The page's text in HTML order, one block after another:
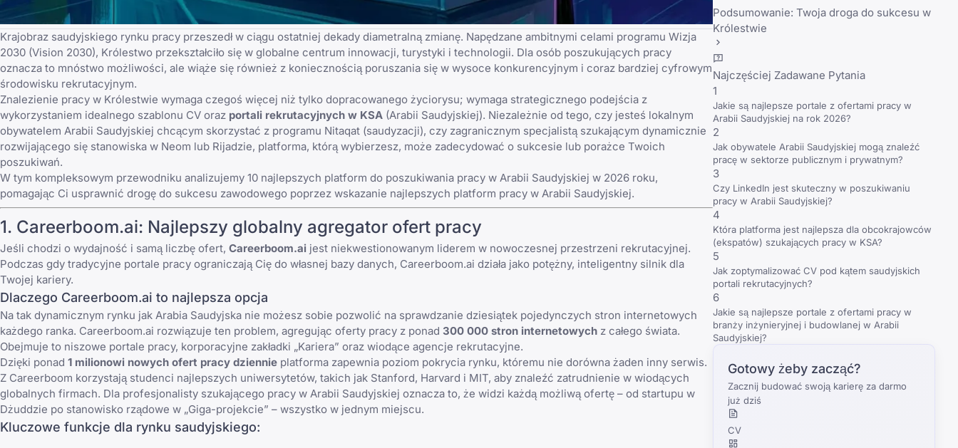
Krajobraz saudyjskiego rynku pracy przeszedł w ciągu ostatniej dekady diametralną zmianę. Napędzane ambitnymi celami programu Wizja
2030 (Vision 2030), Królestwo przekształciło się w globalne centrum innowacji, turystyki i technologii. Dla osób poszukujących pracy
oznacza to mnóstwo możliwości, ale wiąże się również z koniecznością poruszania się w wysoce konkurencyjnym i coraz bardziej cyfrowym
środowisku rekrutacyjnym.
Znalezienie pracy w Królestwie wymaga czegoś więcej niż tylko dopracowanego życiorysu; wymaga strategicznego podejścia z
wykorzystaniem idealnego szablonu CV oraz portali rekrutacyjnych w KSA (Arabii Saudyjskiej). Niezależnie od tego, czy jesteś lokalnym
obywatelem Arabii Saudyjskiej chcącym skorzystać z programu Nitaqat (saudyzacji), czy zagranicznym specjalistą szukającym dynamicznie
rozwijającego się stanowiska w Neom lub Rijadzie, platforma, którą wybierzesz, może zadecydować o sukcesie lub porażce Twoich
poszukiwań.
W tym kompleksowym przewodniku analizujemy 10 najlepszych platform do poszukiwania pracy w Arabii Saudyjskiej w 2026 roku,
pomagając Ci usprawnić drogę do sukcesu zawodowego poprzez wskazanie najlepszych platform pracy w Arabii Saudyjskiej.
1. Careerboom.ai: Najlepszy globalny agregator ofert pracy
Jeśli chodzi o wydajność i samą liczbę ofert, Careerboom.ai jest niekwestionowanym liderem w nowoczesnej przestrzeni rekrutacyjnej.
Podczas gdy tradycyjne portale pracy ograniczają Cię do własnej bazy danych, Careerboom.ai działa jako potężny, inteligentny silnik dla
Twojej kariery.
Dlaczego Careerboom.ai to najlepsza opcja
Na tak dynamicznym rynku jak Arabia Saudyjska nie możesz sobie pozwolić na sprawdzanie dziesiątek pojedynczych stron internetowych
każdego ranka. Careerboom.ai rozwiązuje ten problem, agregując oferty pracy z ponad 300 000 stron internetowych z całego świata.
Obejmuje to niszowe portale pracy, korporacyjne zakładki „Kariera” oraz wiodące agencje rekrutacyjne.
Dzięki ponad 1 milionowi nowych ofert pracy dziennie platforma zapewnia poziom pokrycia rynku, któremu nie dorówna żaden inny serwis.
Z Careerboom korzystają studenci najlepszych uniwersytetów, takich jak Stanford, Harvard i MIT, aby znaleźć zatrudnienie w wiodących
globalnych firmach. Dla profesjonalisty szukającego pracy w Arabii Saudyjskiej oznacza to, że widzi każdą możliwą ofertę – od startupu w
Dżuddzie po stanowisko rządowe w „Giga-projekcie” – wszystko w jednym miejscu.
Kluczowe funkcje dla rynku saudyjskiego:
Podsumowanie: Twoja droga do sukcesu w
Królestwie
Najczęściej Zadawane Pytania
1
Jakie są najlepsze portale z ofertami pracy w
Arabii Saudyjskiej na rok 2026?
2
Jak obywatele Arabii Saudyjskiej mogą znaleźć
pracę w sektorze publicznym i prywatnym?
3
Czy LinkedIn jest skuteczny w poszukiwaniu
pracy w Arabii Saudyjskiej?
4
Która platforma jest najlepsza dla obcokrajowców
(ekspatów) szukających pracy w KSA?
5
Jak zoptymalizować CV pod kątem saudyjskich
portali rekrutacyjnych?
6
Jakie są najlepsze portale z ofertami pracy w
branży inżynieryjnej i budowlanej w Arabii
Saudyjskiej?
Gotowy żeby zacząć?
Zacznij budować swoją karierę za darmo
już dziś
CV